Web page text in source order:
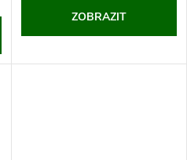
ZOBRAZIT